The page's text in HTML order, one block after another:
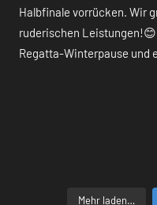
Mehr laden…